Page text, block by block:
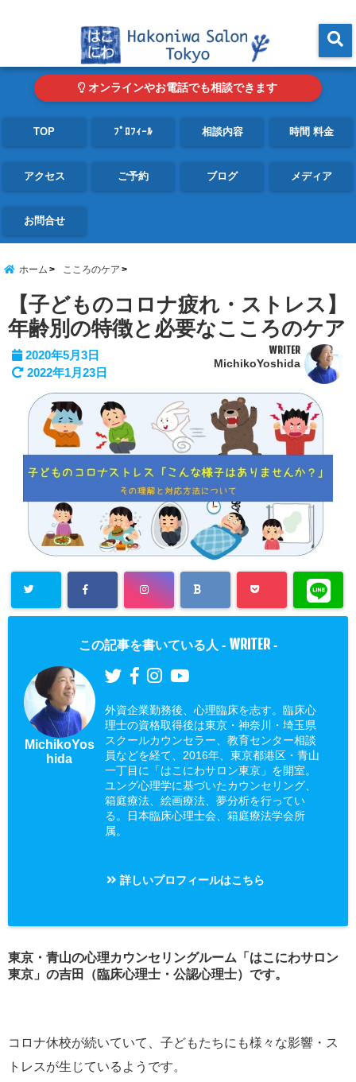
オンラインやお電話でも相談できます
TOP ﾌﾟﾛﾌｨｰﾙ 相談内容 時間 料金
アクセス ご予約 ブログ メディア
お問合せ
ホーム こころのケア
【子どものコロナ疲れ・ストレス】
年齢別の特徴と必要なこころのケア
2020年5月3日
2022年1月23日
WRITER
MichikoYoshida
この記事を書いている人 - WRITER -
MichikoYos
hida
外資企業勤務後、心理臨床を志す。臨床心
理士の資格取得後は東京・神奈川・埼玉県
スクールカウンセラー、教育センター相談
員などを経て、2016年、東京都港区・青山
一丁目に「はこにわサロン東京」を開室。
ユング心理学に基づいたカウンセリング、
箱庭療法、絵画療法、夢分析を行ってい
る。日本臨床心理士会、箱庭療法学会所
属。
詳しいプロフィールはこちら
東京・青山の心理カウンセリングルーム「はこにわサロン
東京」の吉田（臨床心理士・公認心理士）です。
コロナ休校が続いていて、子どもたちにも様々な影響・ス
トレスが生じているようです。